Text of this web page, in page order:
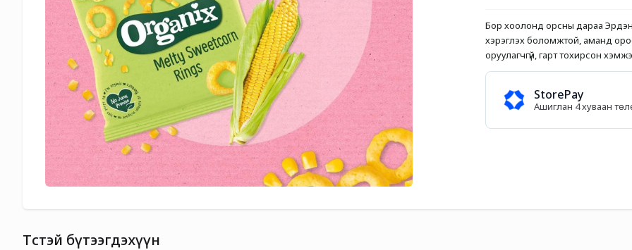
Бор хоолонд орсны дараа
хэрэглэх боломжтой, аманд
оруулагчгүй, гарт тохирсон
StorePay
Ашиглан 4 хуваан
Төстэй бүтээгдэхүүн